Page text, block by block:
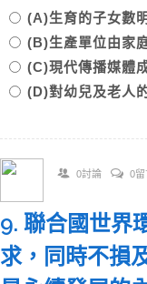
(A)生育的子女數
(B)生產單位由家
(C)現代傳播媒體
(D)對幼兒及老人
0討論 0留
9. 聯合國世界
求，同時不損